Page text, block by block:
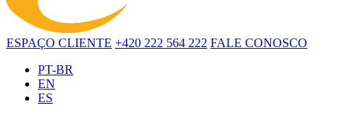
ESPAÇO CLIENTE +420 222 564 222 FALE CONOSCO
PT-BR
EN
ES